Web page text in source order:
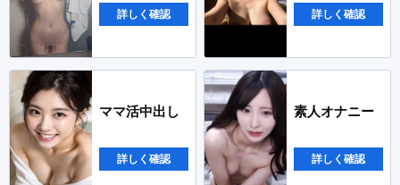
詳しく確認 詳しく確認
ママ活中出し
詳しく確認
素人オナニー
詳しく確認